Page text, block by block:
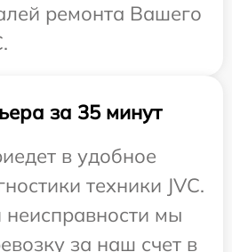
ремонта Вашего
за 35 минут
в удобное
техники JVC.
неисправности мы
за наш счет в